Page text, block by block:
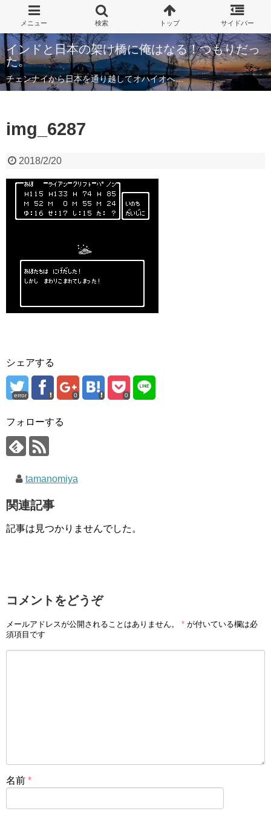
インドと日本の架け橋に俺はなる！つもりだっ
た。
チェンナイから日本を通り越してオハイオへ…
img_6287
2018/2/20
シェアする
error 0 0
フォローする
tamanomiya
関連記事
記事は見つかりませんでした。
コメントをどうぞ
メールアドレスが公開されることはありません。 * が付いている欄は必
須項目です
名前 *